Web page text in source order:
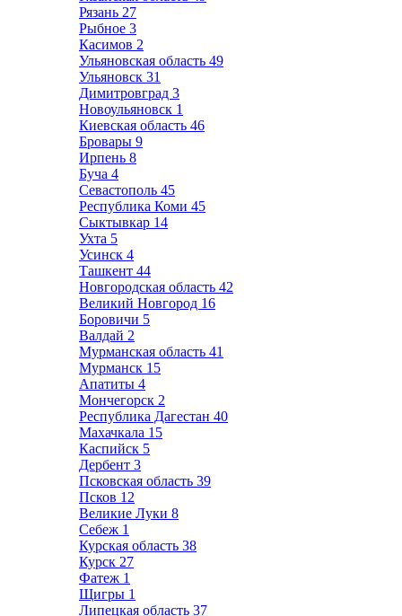
Рязань 27
Рыбное 3
Касимов 2
Ульяновская область 49
Ульяновск 31
Димитровград 3
Новоульяновск 1
Киевская область 46
Бровары 9
Ирпень 8
Буча 4
Севастополь 45
Республика Коми 45
Сыктывкар 14
Ухта 5
Усинск 4
Ташкент 44
Новгородская область 42
Великий Новгород 16
Боровичи 5
Валдай 2
Мурманская область 41
Мурманск 15
Апатиты 4
Мончегорск 2
Республика Дагестан 40
Махачкала 15
Каспийск 5
Дербент 3
Псковская область 39
Псков 12
Великие Луки 8
Себеж 1
Курская область 38
Курск 27
Фатеж 1
Щигры 1
Липецкая область 37